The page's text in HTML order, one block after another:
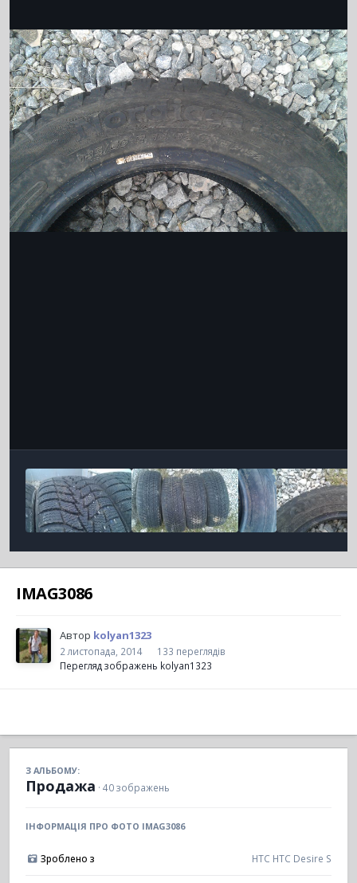
IMAG3086
Автор kolyan1323
2 листопада, 2014
133 переглядів
Перегляд зображень kolyan1323
З АЛЬБОМУ:
Продажа · 40 зображень
ІНФОРМАЦІЯ ПРО ФОТО IMAG3086
Зроблено з HTC HTC Desire S